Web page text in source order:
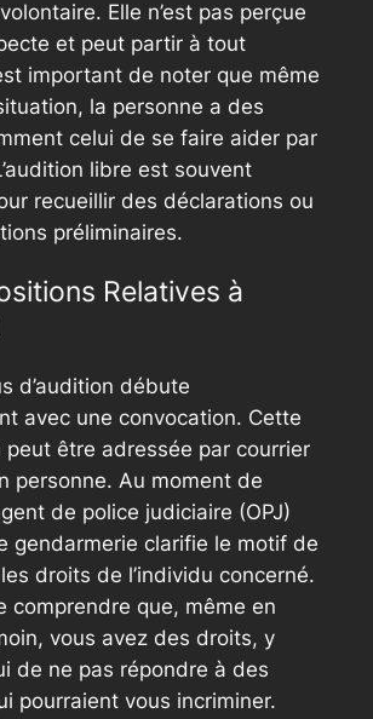
Elle n’est pas perçue
et peut partir à tout
important de noter que même
la personne a des
celui de se faire aider par
libre est souvent
recueillir des déclarations ou
préliminaires.
Relatives à
d’audition débute
avec une convocation. Cette
peut être adressée par courrier
personne. Au moment de
de police judiciaire (OPJ)
gendarmerie clarifie le motif de
droits de l’individu concerné.
comprendre que, même en
vous avez des droits, y
de ne pas répondre à des
pourraient vous incriminer.